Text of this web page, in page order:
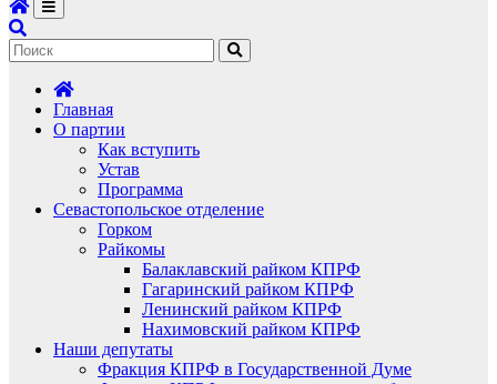
Главная
О партии
Как вступить
Устав
Программа
Севастопольское отделение
Горком
Райкомы
Балаклавский райком КПРФ
Гагаринский райком КПРФ
Ленинский райком КПРФ
Нахимовский райком КПРФ
Наши депутаты
Фракция КПРФ в Государственной Думе